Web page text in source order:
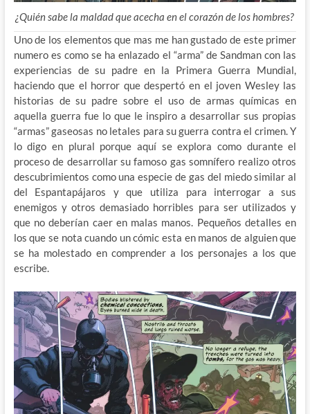
¿Quién sabe la maldad que acecha en el corazón de los hombres?
Uno de los elementos que mas me han gustado de este primer
numero es como se ha enlazado el “arma” de Sandman con las
experiencias de su padre en la Primera Guerra Mundial,
haciendo que el horror que despertó en el joven Wesley las
historias de su padre sobre el uso de armas químicas en
aquella guerra fue lo que le inspiro a desarrollar sus propias
“armas” gaseosas no letales para su guerra contra el crimen. Y
lo digo en plural porque aquí se explora como durante el
proceso de desarrollar su famoso gas somnífero realizo otros
descubrimientos como una especie de gas del miedo similar al
del Espantapájaros y que utiliza para interrogar a sus
enemigos y otros demasiado horribles para ser utilizados y
que no deberían caer en malas manos. Pequeños detalles en
los que se nota cuando un cómic esta en manos de alguien que
se ha molestado en comprender a los personajes a los que
escribe.